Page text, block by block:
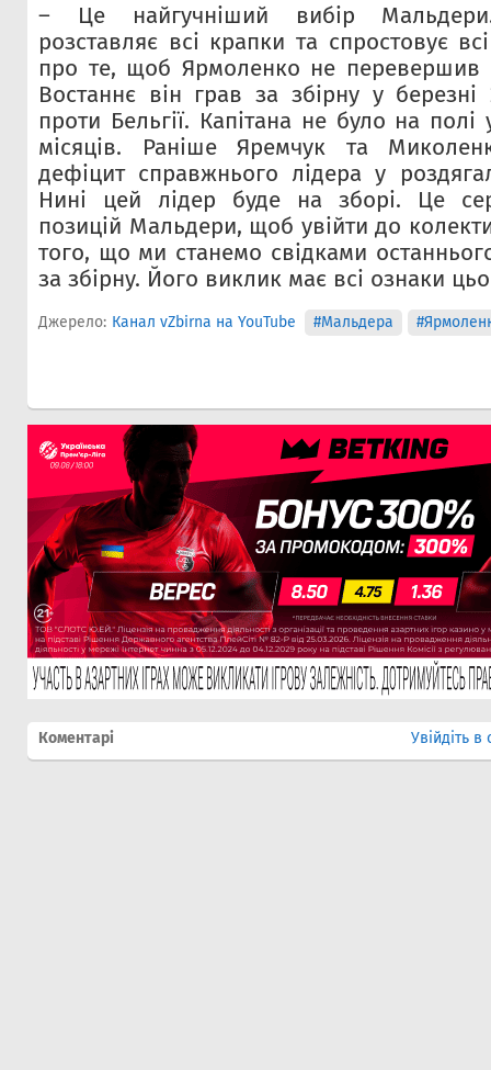
– Це найгучніший вибір
розставляє всі крапки та спростовує
про те, щоб Ярмоленко не перевершив
Востаннє він грав за збірну у
проти Бельгії. Капітана не було на полі
місяців. Раніше Яремчук та
дефіцит справжнього лідера у
Нині цей лідер буде на зборі. Це
позицій Мальдери, щоб увійти до
того, що ми станемо свідками
за збірну. Його виклик має всі ознаки
Джерело: Канал vZbirna на YouTube #Мальдера
Коментарі Увійдіть в